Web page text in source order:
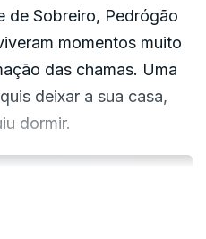
de Sobreiro, Pedrógão
momentos muito
das chamas. Uma
deixar a sua casa,
dormir.